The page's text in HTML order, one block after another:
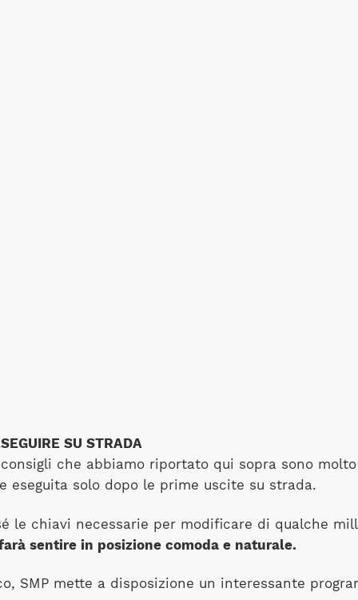
SU STRADA
che abbiamo riportato qui sopra sono
eseguita solo dopo le prime uscite su strada.
le chiavi necessarie per modificare di qualche
sentire in posizione comoda e naturale.
SMP mette a disposizione un interessante